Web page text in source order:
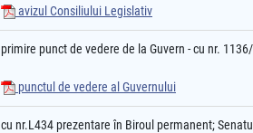
avizul Consiliului Legislativ
primire punct de vedere de la Guvern - cu nr.
punctul de vedere al Guvernului
cu nr.L434 prezentare în Biroul permanent;